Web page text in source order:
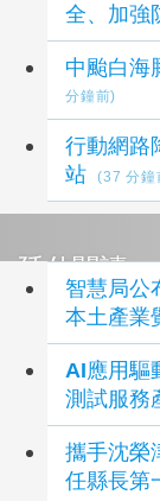
全、加強
中颱白
分鐘前)
行動網路
站
(37 分鐘
延伸閱讀
智慧局公
本土產業
AI應用驅
測試服務
攜手沈榮
任縣長第